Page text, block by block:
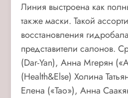
Линия выстроена как
также маски. Такой
восстановления
представители салонов.
(Dar-Yan), Анна Мгерян
(Health&Else) Холина
Елена («Тао»), Анна